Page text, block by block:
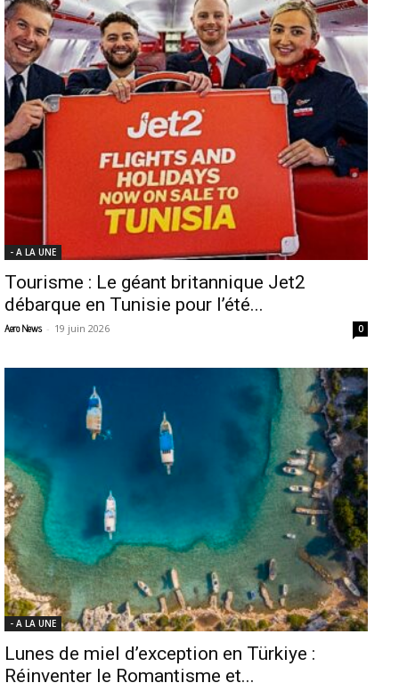
- A LA UNE
Tourisme : Le géant britannique Jet2
débarque en Tunisie pour l’été...
Aero News - 19 juin 2026 0
- A LA UNE
Lunes de miel d’exception en Türkiye :
Réinventer le Romantisme et...